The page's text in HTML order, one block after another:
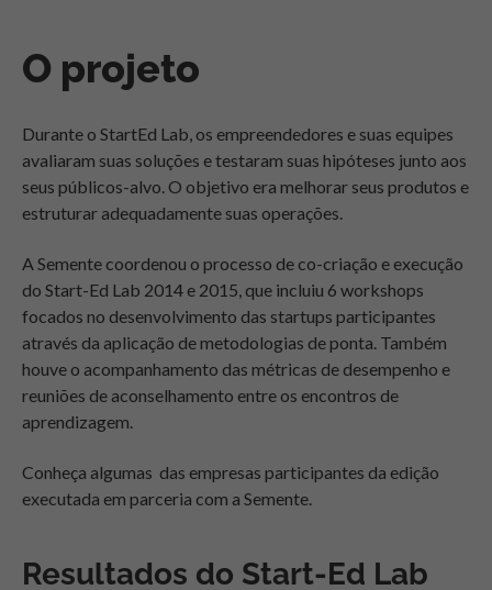
O projeto
Durante o Start­Ed Lab, os empreendedores e suas equipes
avaliaram suas soluções e testaram suas hipóteses junto aos
seus públicos-­alvo. O objetivo era melhorar seus produtos e
estruturar adequadamente suas operações.
A Sementecoordenou o processo de co-criação e execução
do Start-Ed Lab 2014 e 2015, que incluiu 6 workshops
focados no desenvolvimento das startups participantes
através da aplicação de metodologias de ponta. Também
houve o acompanhamento das métricas de desempenho e
reuniões de aconselhamento entre os encontros de
aprendizagem.
Conheça algumas das empresas participantes da edição
executada em parceria com a Semente.
Resultados do Start-Ed Lab